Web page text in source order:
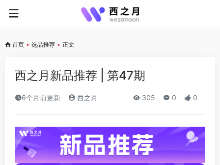
首页 • 选品推荐 • 正文
西之月新品推荐 | 第47期
6个月前更新 西之月 305 0 0